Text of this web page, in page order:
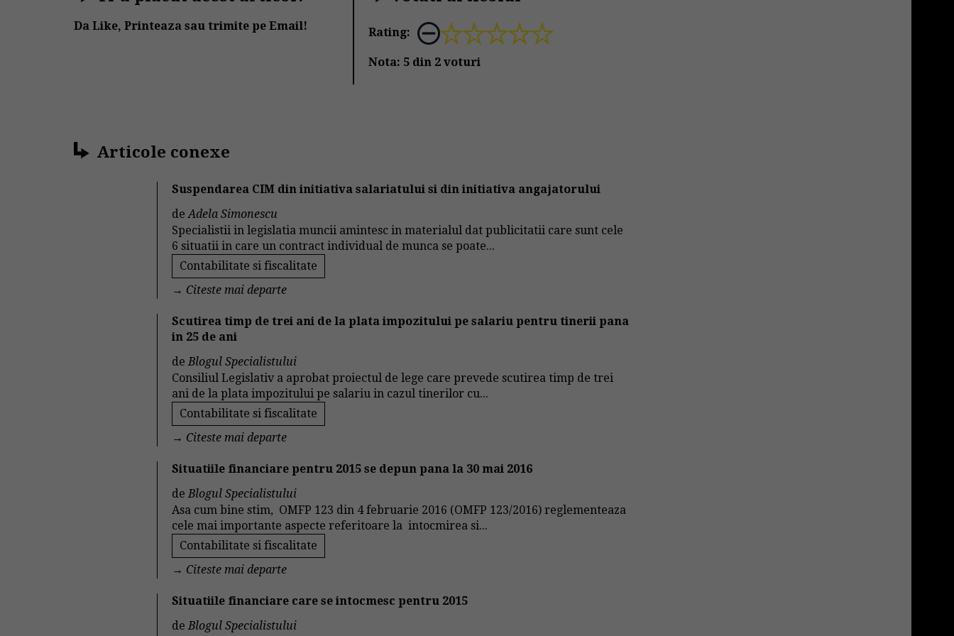
Da Like, Printeaza sau trimite pe Email! Rating:
Nota: 5din 2voturi
Articole conexe
Suspendarea CIM din initiativa salariatului si din initiativa angajatorului
deAdela Simonescu
Specialistii in legislatia muncii amintesc in materialul dat publicitatii care sunt cele
6 situatii in care un contract individual de munca se poate...
Contabilitate si fiscalitate
→ Citeste mai departe
Scutirea timp de trei ani de la plata impozitului pe salariu pentru tinerii pana
in 25 de ani
deBlogul Specialistului
Consiliul Legislativ a aprobat proiectul de lege care prevede scutirea timp de trei
ani de la plata impozitului pe salariu in cazul tinerilor cu...
Contabilitate si fiscalitate
→ Citeste mai departe
Situatiile financiare pentru 2015 se depun pana la 30 mai 2016
deBlogul Specialistului
Asa cum bine stim, OMFP 123 din 4 februarie 2016 (OMFP 123/2016) reglementeaza
cele mai importante aspecte referitoare la intocmirea si...
Contabilitate si fiscalitate
→ Citeste mai departe
Situatiile financiare care se intocmesc pentru 2015
deBlogul Specialistului